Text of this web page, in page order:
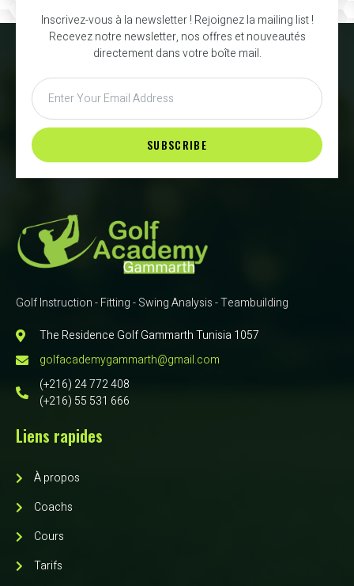
Inscrivez-vous à la newsletter ! Rejoignez la mailing list !
Recevez notre newsletter, nos offres et nouveautés
directement dans votre boîte mail.
SUBSCRIBE
Golf Instruction - Fitting - Swing Analysis - Teambuilding
The Residence Golf Gammarth Tunisia 1057
golfacademygammarth@gmail.com
(+216) 24 772 408
(+216) 55 531 666
Liens rapides
À propos
Coachs
Cours
Tarifs